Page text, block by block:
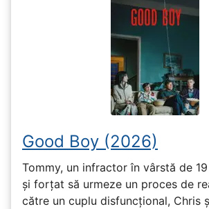
Good Boy (2026)
Tommy, un infractor în vârstă de
și forțat să urmeze un proces de
către un cuplu disfuncțional, Chris